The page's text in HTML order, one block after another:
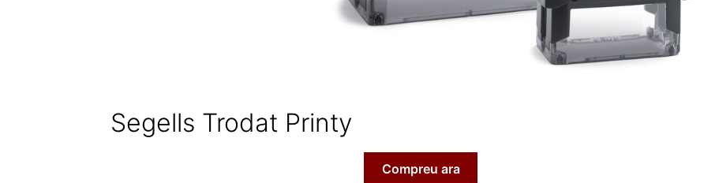
Segells Trodat Printy
Compreu ara